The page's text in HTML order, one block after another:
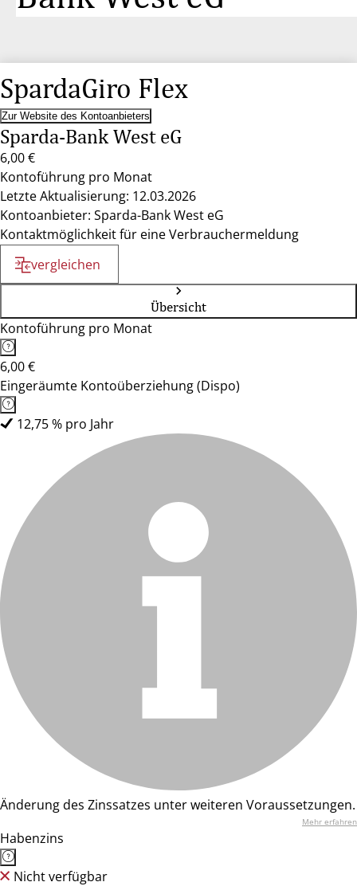
SpardaGiro Flex
Zur Website des Kontoanbieters
Sparda-Bank West eG
6,00 €
Kontoführung pro Monat
Letzte Aktualisierung: 12.03.2026
Kontoanbieter: Sparda-Bank West eG
Kontaktmöglichkeit für eine Verbrauchermeldung
vergleichen
Übersicht
Kontoführung pro Monat
6,00 €
Eingeräumte Kontoüberziehung (Dispo)
12,75 % pro Jahr
Änderung des Zinssatzes unter weiteren Voraussetzungen.
Mehr erfahren
Habenzins
Nicht verfügbar